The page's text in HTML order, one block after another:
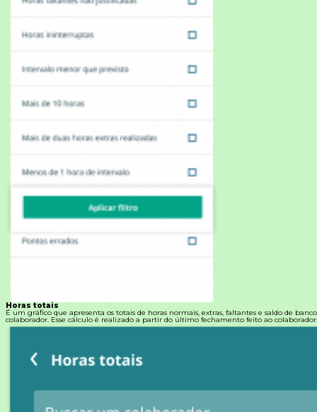
Horas totais
É um gráfico que apresenta os totais de horas normais, extras, faltantes e saldo de
colaborador. Esse cálculo é realizado a partir do último fechamento feito ao colaborador.